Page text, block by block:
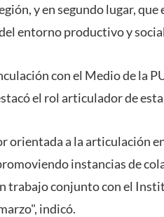
y en segundo lugar,
entorno productivo y
con el Medio de la
el rol articulador de
orientada a la articulación
instancias de
trabajo conjunto con el
indicó.